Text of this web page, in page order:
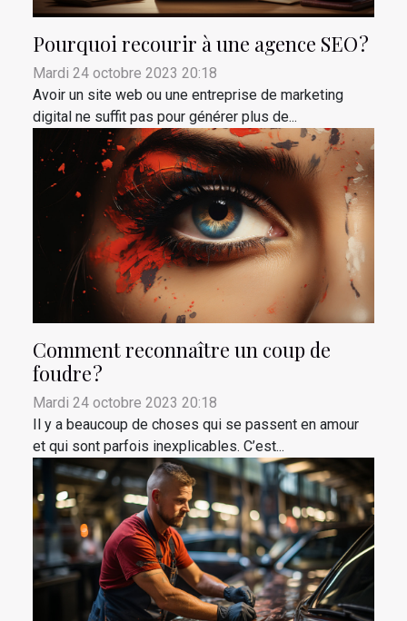
Pourquoi recourir à une agence SEO ?
Mardi 24 octobre 2023 20:18
Avoir un site web ou une entreprise de marketing
digital ne suffit pas pour générer plus de...
Comment reconnaître un coup de
foudre ?
Mardi 24 octobre 2023 20:18
Il y a beaucoup de choses qui se passent en amour
et qui sont parfois inexplicables. C’est...